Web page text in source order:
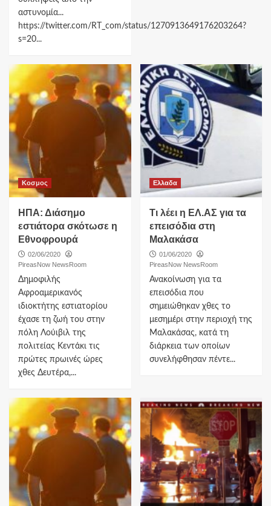
αστυνομία...
https://twitter.com/RT_com/status/1270913649176203264?
s=20...
Κοσμος
ΗΠΑ: Διάσημο
εστιάτορα σκότωσε η
Εθνοφρουρά
02/06/2020
PireasNow NewsRoom
Δημοφιλής
Αφροαμερικανός
ιδιοκτήτης εστιατορίου
έχασε τη ζωή του στην
πόλη Λούιβιλ της
πολιτείας Κεντάκι τις
πρώτες πρωινές ώρες
χθες Δευτέρα,...
Ελλαδα
Τι λέει η ΕΛ.ΑΣ για τα
επεισόδια στη
Μαλακάσα
01/06/2020
PireasNow NewsRoom
Ανακοίνωση για τα
επεισόδια που
σημειώθηκαν χθες το
μεσημέρι στην περιοχή της
Μαλακάσας, κατά τη
διάρκεια των οποίων
συνελήφθησαν πέντε...